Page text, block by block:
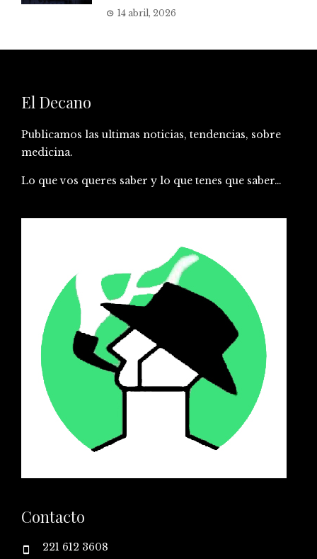
14 abril, 2026
El Decano
Publicamos las ultimas noticias, tendencias, sobre
medicina.
Lo que vos queres saber y lo que tenes que saber…
Contacto
221 612 3608